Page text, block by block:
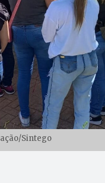
Sintego